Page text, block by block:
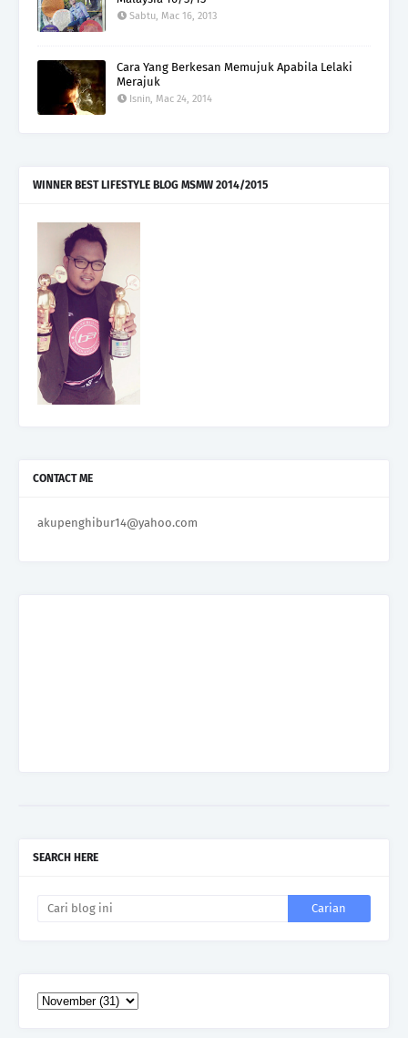
Sabtu, Mac 16, 2013
Cara Yang Berkesan Memujuk Apabila Lelaki
Merajuk
Isnin, Mac 24, 2014
WINNER BEST LIFESTYLE BLOG MSMW 2014/2015
CONTACT ME
akupenghibur14@yahoo.com
SEARCH HERE